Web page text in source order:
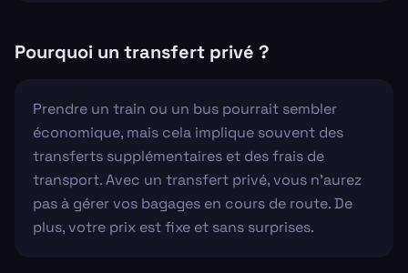
Pourquoi un transfert privé ?
Prendre un train ou un bus pourrait sembler
économique, mais cela implique souvent des
transferts supplémentaires et des frais de
transport. Avec un transfert privé, vous n'aurez
pas à gérer vos bagages en cours de route. De
plus, votre prix est fixe et sans surprises.